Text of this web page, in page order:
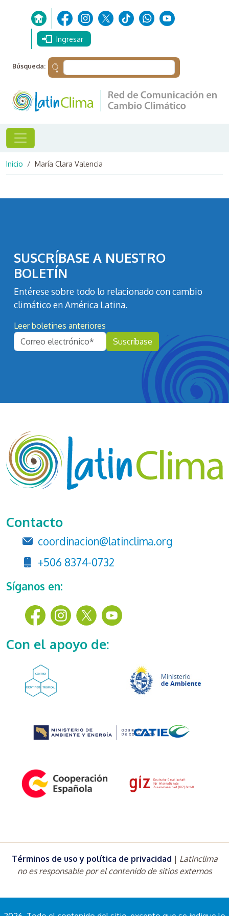
Pasar al contenido principal
Ingresar
Búsqueda:
Ruta de navegación
Inicio María Clara Valencia
SUSCRÍBASE A NUESTRO
BOLETÍN
Entérese sobre todo lo relacionado con cambio
climático en América Latina.
Leer boletines anteriores
Contacto
coordinacion@latinclima.org
+506 8374-0732
Síganos en:
Con el apoyo de:
Términos de uso y política de privacidad | Latinclima
no es responsable por el contenido de sitios externos